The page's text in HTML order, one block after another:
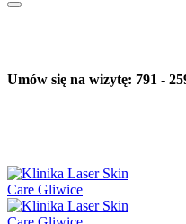
Umów się na wizytę: 791 -